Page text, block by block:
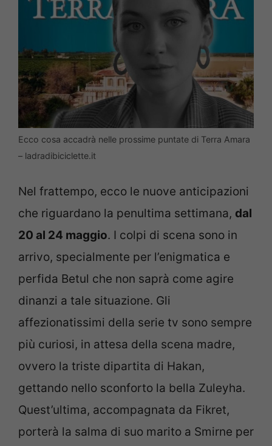
Ecco cosa accadrà nelle prossime puntate di Terra Amara
– ladradibiciclette.it
Nel frattempo, ecco le nuove anticipazioni
che riguardano la penultima settimana, dal
20 al 24 maggio. I colpi di scena sono in
arrivo, specialmente per l’enigmatica e
perfida Betul che non saprà come agire
dinanzi a tale situazione. Gli
affezionatissimi della serie tv sono sempre
più curiosi, in attesa della scena madre,
ovvero la triste dipartita di Hakan,
gettando nello sconforto la bella Zuleyha.
Quest’ultima, accompagnata da Fikret,
porterà la salma di suo marito a Smirne per